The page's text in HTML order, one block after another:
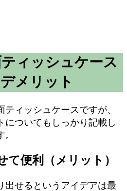
ィッシュケース
メリット
ィッシュケースですが、
についてもしっかり記載し
て便利（メリット）
出せるというアイデアは最